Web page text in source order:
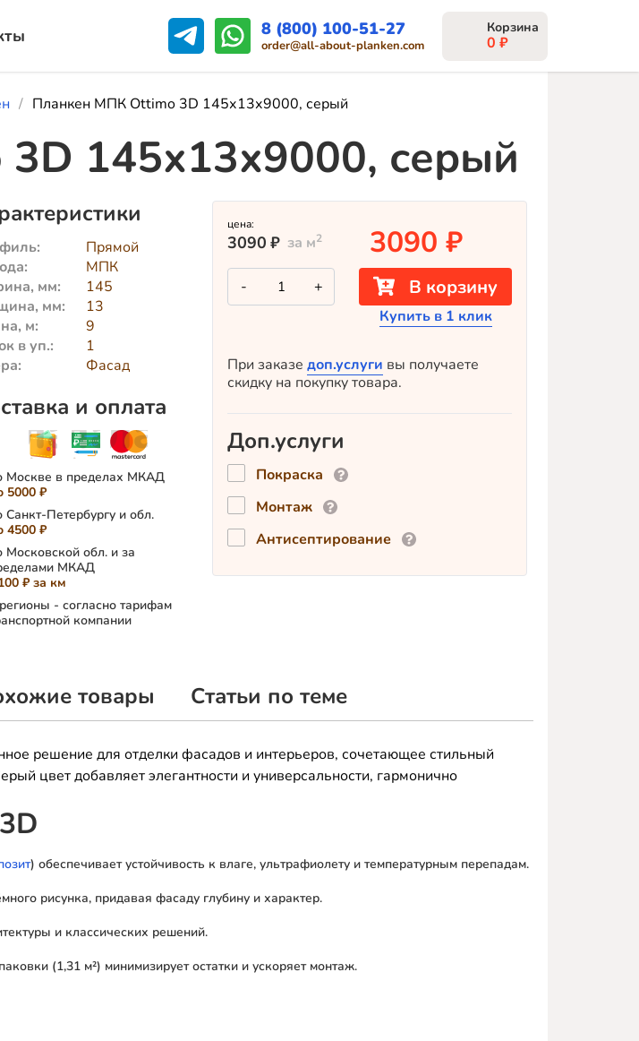
8 (800) 100-51-27
order@all-about-planken.com 0 ₽
Планкен МПК Ottimo 3D 145х13х9000, серый
145х13х9000, серый
Прямой
МПК
мм:
145
мм:
13
м:
9
в уп.:
1
Фасад
и оплата
Москве в пределах МКАД
5000 ₽
Санкт-Петербургу и обл.
4500 ₽
Московской обл. и за
МКАД
₽ за км
- согласно тарифам
компании
цена:
3090 ₽ за м2 3090₽
-
Количество
товара
Планкен
145х13х9000,
серый
+ В корзину
Купить в 1 клик
При заказедоп.услуги вы получаете
скидку на покупку товара.
Доп.услуги
Покраска
Монтаж
Антисептирование
товары Статьи по теме
решение для отделки фасадов и интерьеров, сочетающее стильный
цвет добавляет элегантности и универсальности, гармонично
) обеспечивает устойчивость к влаге, ультрафиолету и температурным перепадам.
рисунка, придавая фасаду глубину и характер.
и классических решений.
(1,31 м²) минимизирует остатки и ускоряет монтаж.